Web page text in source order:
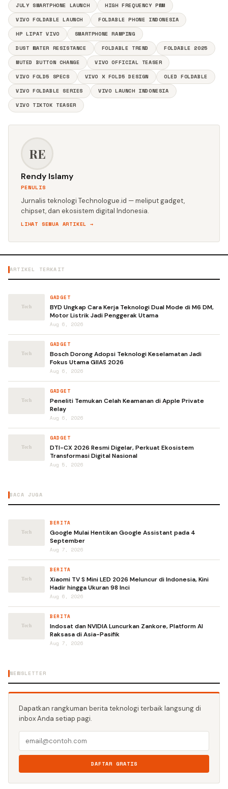
JULY SMARTPHONE LAUNCH
HIGH FREQUENCY PWM
VIVO FOLDABLE LAUNCH
FOLDABLE PHONE INDONESIA
HP LIPAT VIVO
SMARTPHONE RAMPING
DUST WATER RESISTANCE
FOLDABLE TREND
FOLDABLE 2025
MUTED BUTTON CHANGE
VIVO OFFICIAL TEASER
VIVO FOLD5 SPECS
VIVO X FOLD5 DESIGN
OLED FOLDABLE
VIVO FOLDABLE SERIES
VIVO LAUNCH INDONESIA
VIVO TIKTOK TEASER
RE
Rendy Islamy
PENULIS
Jurnalis teknologi Technologue.id — meliput gadget,
chipset, dan ekosistem digital Indonesia.
LIHAT SEMUA ARTIKEL →
ARTIKEL TERKAIT
GADGET
BYD Ungkap Cara Kerja Teknologi Dual Mode di M6 DM,
Motor Listrik Jadi Penggerak Utama
Aug 6, 2026
GADGET
Bosch Dorong Adopsi Teknologi Keselamatan Jadi
Fokus Utama GIIAS 2026
Aug 6, 2026
GADGET
Peneliti Temukan Celah Keamanan di Apple Private
Relay
Aug 6, 2026
GADGET
DTI-CX 2026 Resmi Digelar, Perkuat Ekosistem
Transformasi Digital Nasional
Aug 5, 2026
BACA JUGA
BERITA
Google Mulai Hentikan Google Assistant pada 4
September
Aug 7, 2026
BERITA
Xiaomi TV S Mini LED 2026 Meluncur di Indonesia, Kini
Hadir hingga Ukuran 98 Inci
Aug 6, 2026
BERITA
Indosat dan NVIDIA Luncurkan Zankore, Platform AI
Raksasa di Asia-Pasifik
Aug 7, 2026
NEWSLETTER
Dapatkan rangkuman berita teknologi terbaik langsung di
inbox Anda setiap pagi.
DAFTAR GRATIS